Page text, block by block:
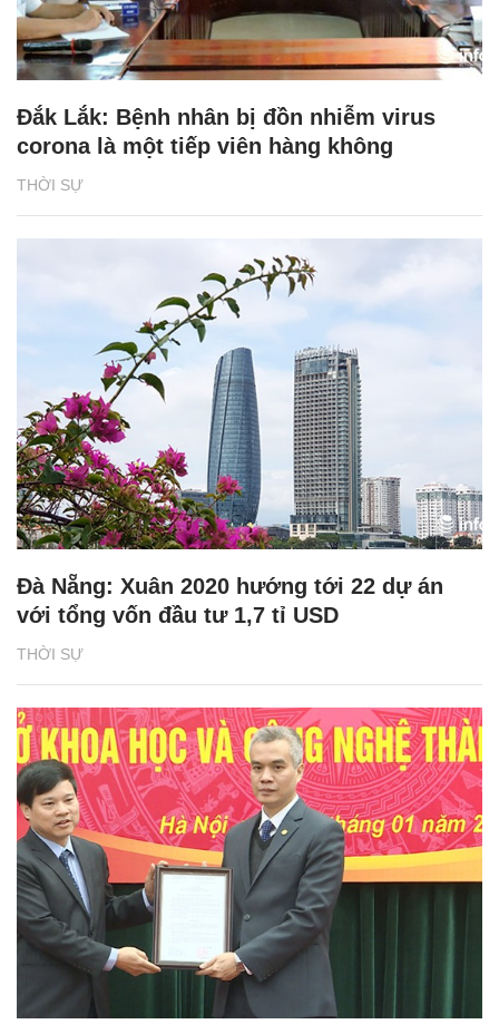
THỜI SỰ
Đắk Lắk: Bệnh nhân bị đồn nhiễm virus
corona là một tiếp viên hàng không
THỜI SỰ
Đà Nẵng: Xuân 2020 hướng tới 22 dự án
với tổng vốn đầu tư 1,7 tỉ USD